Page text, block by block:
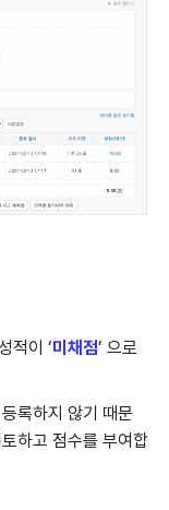
적이 ‘미채점’ 으로
록하지 않기 때문
하고 점수를 부여합